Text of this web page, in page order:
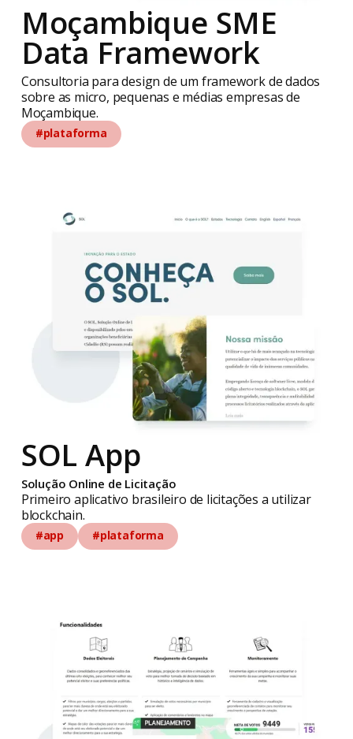
Moçambique SME
Data Framework
Consultoria para design de um framework de dados
sobre as micro, pequenas e médias empresas de
Moçambique.
#plataforma
SOL App
Solução Online de Licitação
Primeiro aplicativo brasileiro de licitações a utilizar
blockchain.
#app #plataforma